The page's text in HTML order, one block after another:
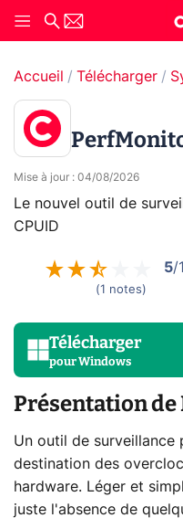
Accueil Télécharger
Mise à jour : 04/08/2026
Le nouvel outil de
CPUID
5/
(1 notes)
Télécharger
pourWindows
Présentation
Un outil de surveillance
destination des
hardware. Léger et
juste l'absence de